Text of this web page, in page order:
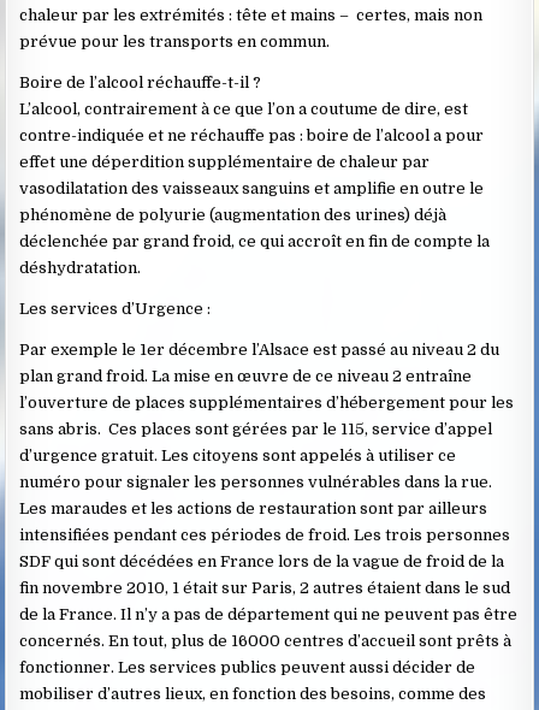
chaleur par les extrémités : tête et mains – certes, mais non
prévue pour les transports en commun.
Boire de l’alcool réchauffe-t-il ?
L’alcool, contrairement à ce que l’on a coutume de dire, est
contre-indiquée et ne réchauffe pas : boire de l’alcool a pour
effet une déperdition supplémentaire de chaleur par
vasodilatation des vaisseaux sanguins et amplifie en outre le
phénomène de polyurie (augmentation des urines) déjà
déclenchée par grand froid, ce qui accroît en fin de compte la
déshydratation.
Les services d’Urgence :
Par exemple le 1er décembre l’Alsace est passé au niveau 2 du
plan grand froid. La mise en œuvre de ce niveau 2 entraîne
l’ouverture de places supplémentaires d’hébergement pour les
sans abris. Ces places sont gérées par le 115, service d’appel
d’urgence gratuit. Les citoyens sont appelés à utiliser ce
numéro pour signaler les personnes vulnérables dans la rue.
Les maraudes et les actions de restauration sont par ailleurs
intensifiées pendant ces périodes de froid. Les trois personnes
SDF qui sont décédées en France lors de la vague de froid de la
fin novembre 2010, 1 était sur Paris, 2 autres étaient dans le sud
de la France. Il n’y a pas de département qui ne peuvent pas être
concernés. En tout, plus de 16000 centres d’accueil sont prêts à
fonctionner. Les services publics peuvent aussi décider de
mobiliser d’autres lieux, en fonction des besoins, comme des